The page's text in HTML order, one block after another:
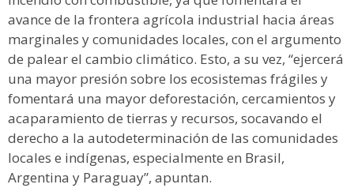
avance de la frontera agrícola industrial hacia áreas
marginales y comunidades locales, con el argumento
de palear el cambio climático. Esto, a su vez, “ejercerá
una mayor presión sobre los ecosistemas frágiles y
fomentará una mayor deforestación, cercamientos y
acaparamiento de tierras y recursos, socavando el
derecho a la autodeterminación de las comunidades
locales e indígenas, especialmente en Brasil,
Argentina y Paraguay”, apuntan.